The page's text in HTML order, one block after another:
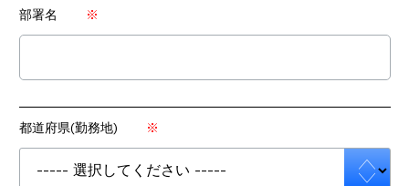
部署名
都道府県(勤務地)